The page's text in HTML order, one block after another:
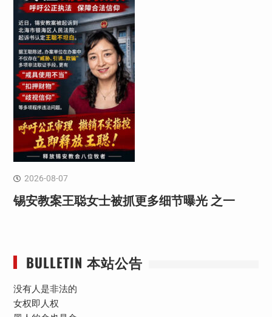
2026-08-07
锡安教案王聪女士被抓更多细节曝光 之一
BULLETIN 本站公告
没有人是非法的
女权即人权